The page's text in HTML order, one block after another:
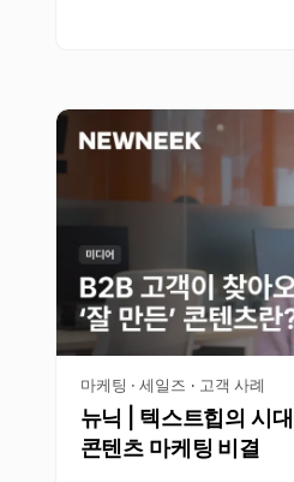
마케팅 · 세일즈 · 고객 사례
뉴닉 | 텍스트힙의 시
콘텐츠 마케팅 비결